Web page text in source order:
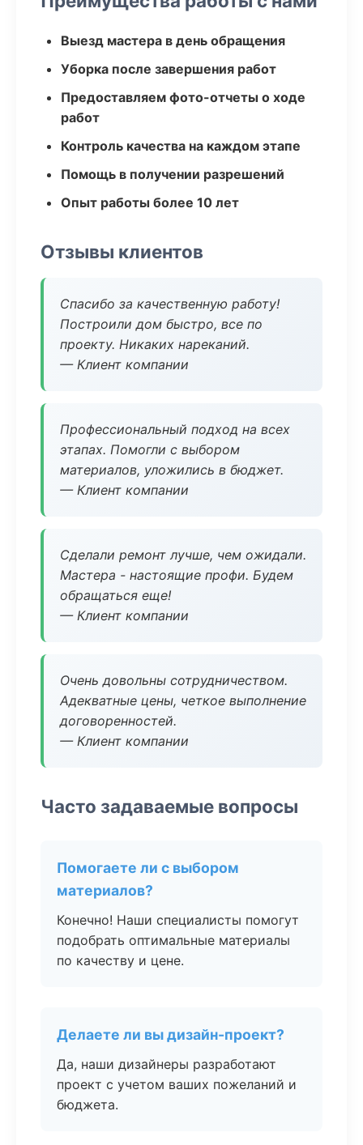
Выезд мастера в день обращения
Уборка после завершения работ
Предоставляем фото-отчеты о ходе
работ
Контроль качества на каждом этапе
Помощь в получении разрешений
Опыт работы более 10 лет
Отзывы клиентов
Спасибо за качественную работу!
Построили дом быстро, все по
проекту. Никаких нареканий.
— Клиент компании
Профессиональный подход на всех
этапах. Помогли с выбором
материалов, уложились в бюджет.
— Клиент компании
Сделали ремонт лучше, чем ожидали.
Мастера - настоящие профи. Будем
обращаться еще!
— Клиент компании
Очень довольны сотрудничеством.
Адекватные цены, четкое выполнение
договоренностей.
— Клиент компании
Часто задаваемые вопросы
Помогаете ли с выбором
материалов?
Конечно! Наши специалисты помогут
подобрать оптимальные материалы
по качеству и цене.
Делаете ли вы дизайн-проект?
Да, наши дизайнеры разработают
проект с учетом ваших пожеланий и
бюджета.